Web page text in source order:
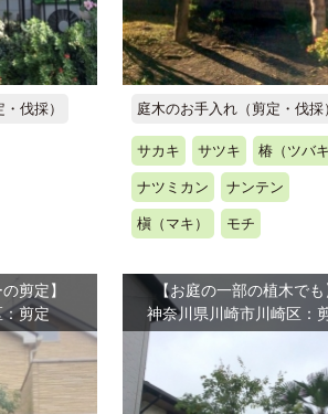
伐採） 庭木のお手入れ（剪定・伐採
サカキ サツキ 椿（ツバキ
ナツミカン ナンテン
槇（マキ） モチ
剪定】
剪定
【お庭の一部の植木でも
神奈川県川崎市川崎区：